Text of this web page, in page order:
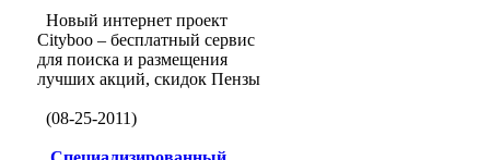
Новый интернет проект
Cityboo – бесплатный сервис
для поиска и размещения
лучших акций, скидок Пензы
(08-25-2011)